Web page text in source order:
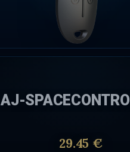
AJ-
29.45 €